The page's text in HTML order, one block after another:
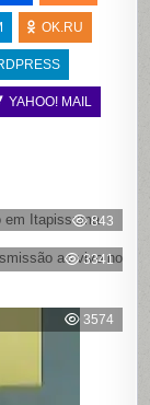
OK.RU
YAHOO! MAIL
843
em Itapissuma
3341
ao vivo no
3574